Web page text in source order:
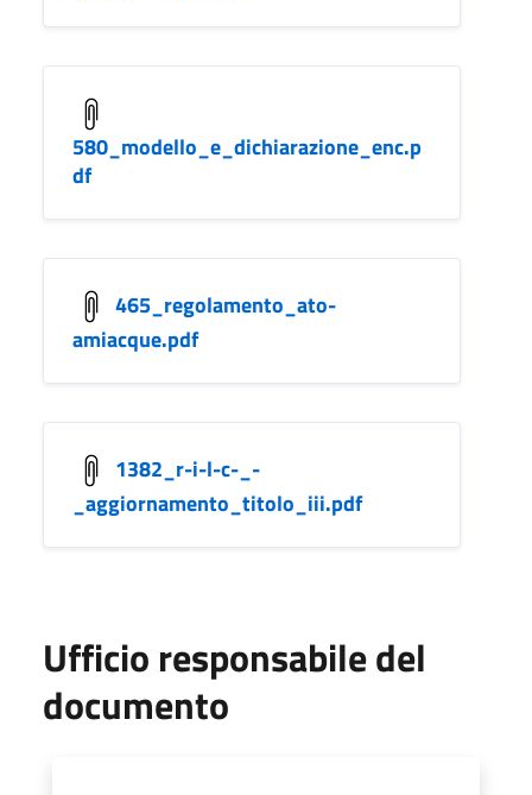
580_modello_e_dichiarazione_enc.p
df
465_regolamento_ato-
amiacque.pdf
1382_r-i-l-c-_-
_aggiornamento_titolo_iii.pdf
Ufficio responsabile del
documento